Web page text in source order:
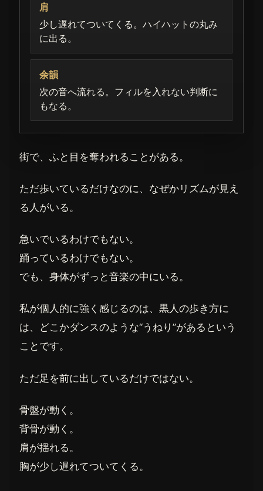
肩
少し遅れてついてくる。ハイハットの丸み
に出る。
余韻
次の音へ流れる。フィルを入れない判断に
もなる。
街で、ふと目を奪われることがある。
ただ歩いているだけなのに、なぜかリズムが見え
る人がいる。
急いでいるわけでもない。
踊っているわけでもない。
でも、身体がずっと音楽の中にいる。
私が個人的に強く感じるのは、黒人の歩き方に
は、どこかダンスのような“うねり”があるという
ことです。
ただ足を前に出しているだけではない。
骨盤が動く。
背骨が動く。
肩が揺れる。
胸が少し遅れてついてくる。